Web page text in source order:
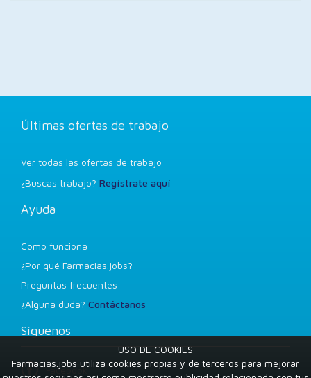
Últimas ofertas de trabajo
Ver todas las ofertas de trabajo
¿Buscas trabajo? Regístrate aquí
Ayuda
Como funciona
¿Por qué Farmacias.jobs?
Preguntas frecuentes
¿Alguna duda? Contáctanos
Síguenos
Facebook
USO DE COOKIES
Farmacias.jobs utiliza cookies propias y de terceros para mejorar